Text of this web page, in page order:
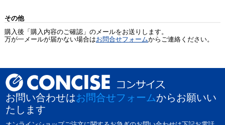
その他
購入後「購入内容のご確認」のメールをお送りします。
万が一メールが届かない場合はお問合せフォームからご連絡ください。
お問い合わせはお問合せフォームからお願いい
たします